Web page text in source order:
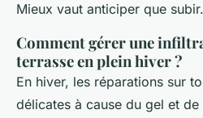
Mieux vaut anticiper que subir.
Comment gérer une
terrasse en plein hiver ?
En hiver, les réparations sur
délicates à cause du gel et de